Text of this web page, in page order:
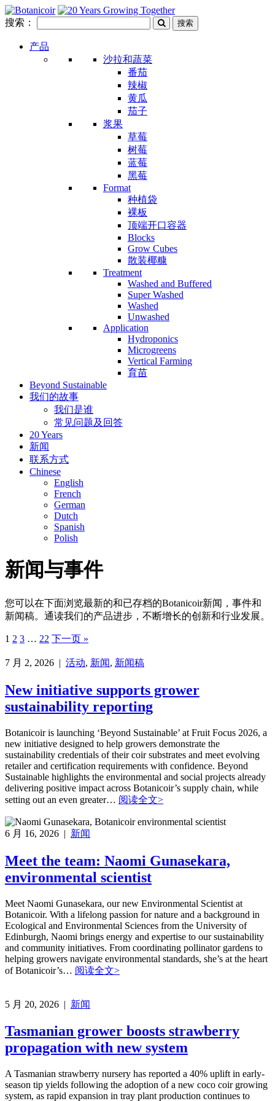
搜索：
产品
沙拉和蔬菜
番茄
辣椒
黄瓜
茄子
浆果
草莓
树莓
蓝莓
黑莓
Format
种植袋
裸板
顶端开口容器
Blocks
Grow Cubes
散装椰糠
Treatment
Washed and Buffered
Super Washed
Washed
Unwashed
Application
Hydroponics
Microgreens
Vertical Farming
育苗
Beyond Sustainable
我们的故事
我们是谁
常见问题及回答
20 Years
新闻
联系方式
Chinese
English
French
German
Dutch
Spanish
Polish
新闻与事件
您可以在下面浏览最新的和已存档的Botanicoir新闻，事件和
新闻稿。通读我们的产品进步，不断增长的创新和行业发展。
1 2 3 … 22 下一页 »
7 月 2, 2026 | 活动, 新闻, 新闻稿
New initiative supports grower
sustainability reporting
Botanicoir is launching ‘Beyond Sustainable’ at Fruit Focus 2026, a
new initiative designed to help growers demonstrate the
sustainability credentials of their coir substrates and meet evolving
retailer and certification requirements with confidence. Beyond
Sustainable highlights the environmental and social projects already
delivering positive impact across Botanicoir’s supply chain, while
setting out an even greater… 阅读全文>
6 月 16, 2026 | 新闻
Meet the team: Naomi Gunasekara,
environmental scientist
Meet Naomi Gunasekara, our new Environmental Scientist at
Botanicoir. With a lifelong passion for nature and a background in
Ecological and Environmental Sciences from the University of
Edinburgh, Naomi brings energy and expertise to our sustainability
and community initiatives. From coordinating pollinator gardens to
helping growers navigate environmental standards, she’s at the heart
of Botanicoir’s… 阅读全文>
5 月 20, 2026 | 新闻
Tasmanian grower boosts strawberry
propagation with new system
A Tasmanian strawberry nursery has reported a 40% uplift in early-
season tip yields following the adoption of a new coco coir growing
system, as rapid expansion in tray plant production continues to